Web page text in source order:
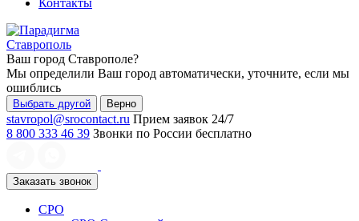
Контакты
Ставрополь
Ваш город Ставрополе?
Мы определили Ваш город автоматически, уточните, если мы
ошиблись
Выбрать другой Верно
stavropol@srocontact.ru Прием заявок 24/7
8 800 333 46 39 Звонки по России бесплатно
Заказать звонок
СРО